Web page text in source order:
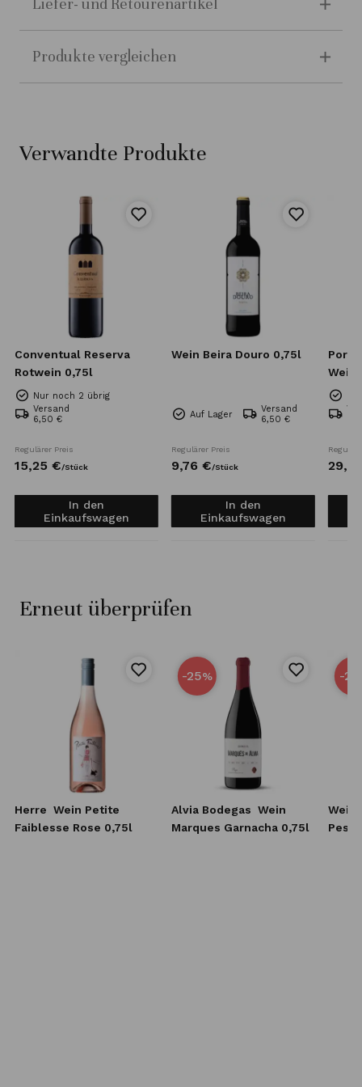
Produkte vergleichen
Verwandte Produkte
Conventual Reserva
Rotwein 0,75l
Nur noch 2 übrig
Versand
6,50 €
Regulärer Preis
15,25 €/Stück
In den
Einkaufswagen
Wein Beira Douro 0,75l
Auf Lager
Versand
6,50 €
Regulärer Preis
9,76 €/Stück
In den
Einkaufswagen
Wein,
29,
Erneut überprüfen
Herre Wein Petite
Faiblesse Rose 0,75l
-25%
Alvia Bodegas Wein
Marques Garnacha 0,75l
-22
Wein